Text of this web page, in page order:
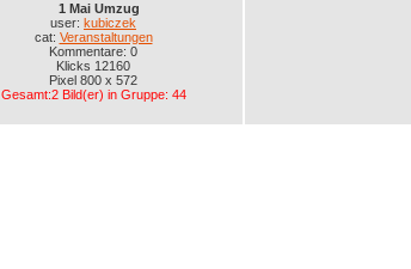
1 Mai Umzug
user: kubiczek
cat: Veranstaltungen
Kommentare: 0
Klicks 12160
Pixel 800 x 572
Gesamt:2 Bild(er) in Gruppe: 44